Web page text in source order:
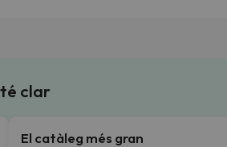
clar
El catàleg més gran